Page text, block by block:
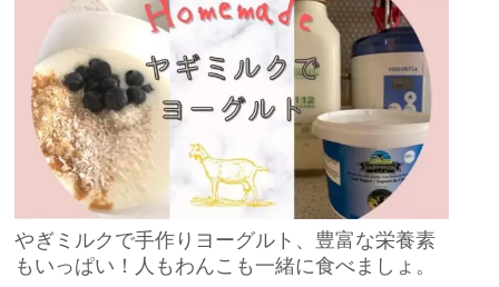
やぎミルクで手作りヨーグルト、豊富な栄養素
もいっぱい！人もわんこも一緒に食べましょ。